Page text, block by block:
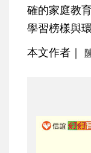
確的家庭教
學習榜樣與環
本文作者｜